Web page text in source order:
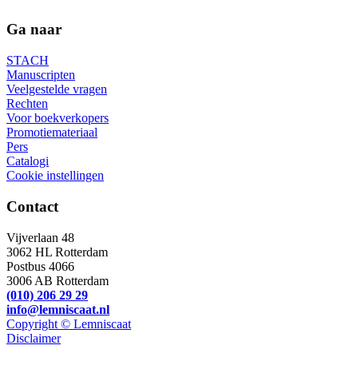
Ga naar
STACH
Manuscripten
Veelgestelde vragen
Rechten
Voor boekverkopers
Promotiemateriaal
Pers
Catalogi
Cookie instellingen
Contact
Vijverlaan 48
3062 HL Rotterdam
Postbus 4066
3006 AB Rotterdam
(010) 206 29 29
info@lemniscaat.nl
Copyright © Lemniscaat
Disclaimer